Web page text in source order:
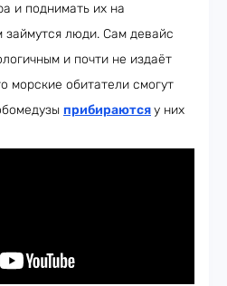
и поднимать их на
займутся люди. Сам девайс
и почти не издаёт
морские обитатели смогут
прибираютсяу них